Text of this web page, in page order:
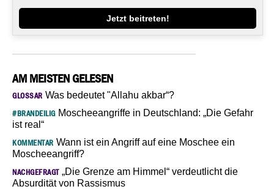
Jetzt beitreten!
AM MEISTEN GELESEN
GLOSSAR Was bedeutet "Allahu akbar“?
#BRANDEILIGMoscheeangriffe in Deutschland: „Die Gefahr
ist real“
KOMMENTAR Wann ist ein Angriff auf eine Moschee ein
Moscheeangriff?
NACHGEFRAGT„Die Grenze am Himmel“ verdeutlicht die
Absurdität von Rassismus